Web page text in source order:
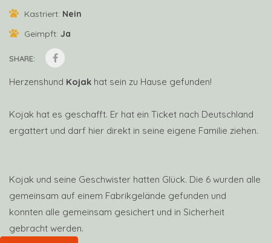
Kastriert: Nein
Geimpft: Ja
SHARE:
Herzenshund Kojak hat sein zu Hause gefunden!
Kojak hat es geschafft. Er hat ein Ticket nach Deutschland
ergattert und darf hier direkt in seine eigene Familie ziehen.
Kojak und seine Geschwister hatten Glück. Die 6 wurden alle
gemeinsam auf einem Fabrikgelände gefunden und
konnten alle gemeinsam gesichert und in Sicherheit
gebracht werden.